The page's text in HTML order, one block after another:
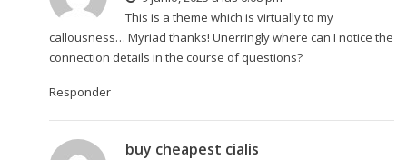
This is a theme which is virtually to my
callousness… Myriad thanks! Unerringly where can I notice the
connection details in the course of questions?
Responder
buy cheapest cialis